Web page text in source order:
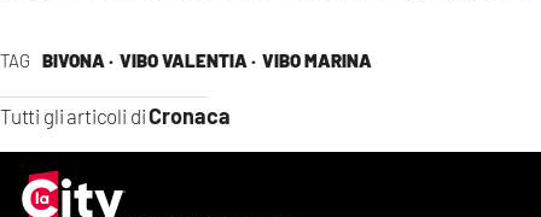
TAG BIVONA · VIBO VALENTIA · VIBO MARINA
Tutti gli articoli diCronaca